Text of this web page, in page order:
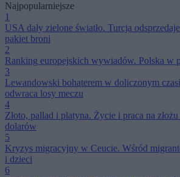
Najpopularniejsze
1
USA dały zielone światło. Turcja
pakiet broni
2
Ranking europejskich wywiadów. Polska w
3
Lewandowski bohaterem w doliczonym
odwraca losy meczu
4
Złoto, pallad i platyna. Życie i praca na
dolarów
5
Kryzys migracyjny w Ceucie. Wśród
i dzieci
6